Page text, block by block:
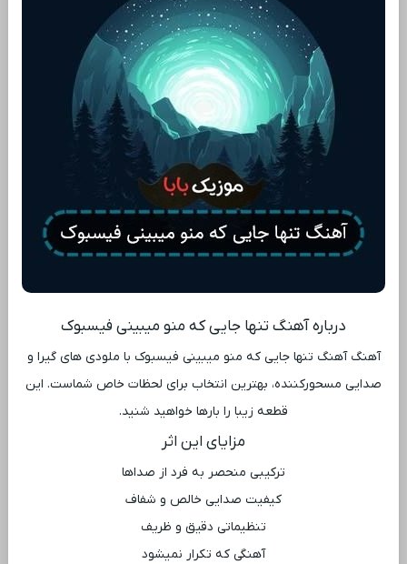
درباره آهنگ تنها جایی که منو میبینی فیسبوک
آهنگ آهنگ تنها جایی که منو میبینی فیسبوک با ملودی ‌های گیرا و
صدایی مسحورکننده، بهترین انتخاب برای لحظات خاص شماست. این
قطعه زیبا را بارها خواهید شنید.
مزایای این اثر
ترکیبی منحصر به فرد از صداها
کیفیت صدایی خالص و شفاف
تنظیماتی دقیق و ظریف
آهنگی که تکرار نمیشود